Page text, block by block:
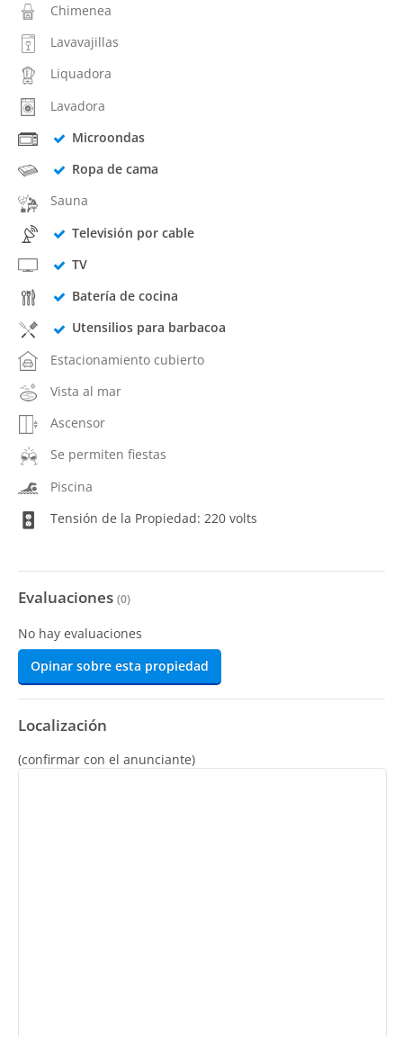
Chimenea
Lavavajillas
Liquadora
Lavadora
Microondas
Ropa de cama
Sauna
Televisión por cable
TV
Batería de cocina
Utensilios para barbacoa
Estacionamiento cubierto
Vista al mar
Ascensor
Se permiten fiestas
Piscina
Tensión de la Propiedad: 220 volts
Evaluaciones (0)
No hay evaluaciones
Opinar sobre esta propiedad
Localización
(confirmar con el anunciante)